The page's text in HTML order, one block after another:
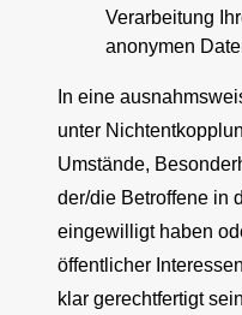
Verarbeitung
anonymen
In eine
unter
Umstände,
der/die Betroffene in
eingewilligt haben
öffentlicher
klar gerechtfertigt